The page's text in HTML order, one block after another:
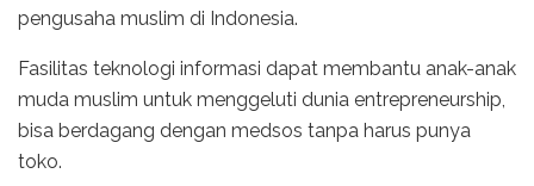
pengusaha muslim di Indonesia.
Fasilitas teknologi informasi dapat membantu anak-anak
muda muslim untuk menggeluti dunia entrepreneurship,
bisa berdagang dengan medsos tanpa harus punya
toko.